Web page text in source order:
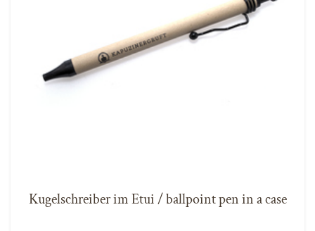
Kugelschreiber im Etui / ballpoint pen in a case